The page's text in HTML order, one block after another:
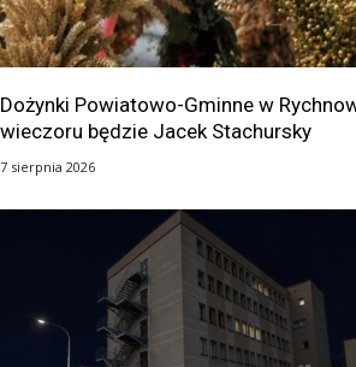
Dożynki Powiatowo-Gminne w
wieczoru będzie Jacek Stachursky
7 sierpnia 2026